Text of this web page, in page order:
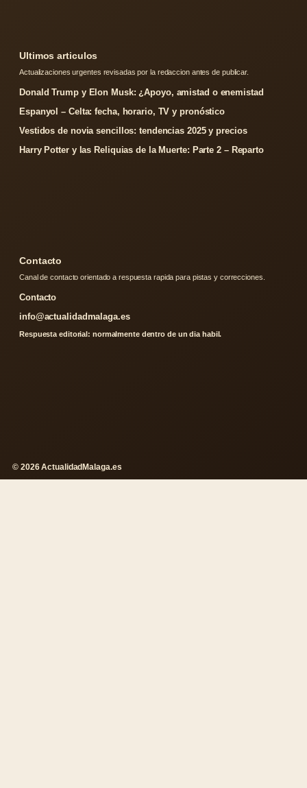
Ultimos articulos
Actualizaciones urgentes revisadas por la redaccion antes de publicar.
Donald Trump y Elon Musk: ¿Apoyo, amistad o enemistad
Espanyol – Celta: fecha, horario, TV y pronóstico
Vestidos de novia sencillos: tendencias 2025 y precios
Harry Potter y las Reliquias de la Muerte: Parte 2 – Reparto
Contacto
Canal de contacto orientado a respuesta rapida para pistas y correcciones.
Contacto
info@actualidadmalaga.es
Respuesta editorial: normalmente dentro de un dia habil.
© 2026 ActualidadMalaga.es